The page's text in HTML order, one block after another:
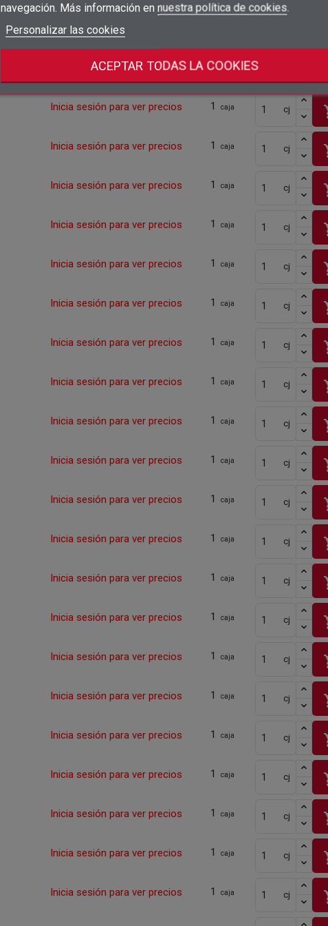
add_circle_outline
Crear lista de deseos
navegación. Más información en nuestra política de cookies.
Personalizar las cookies
ACEPTAR TODAS LA COOKIES
Inicia sesión para ver precios
Inicia sesión para ver precios 1 caja
Inicia sesión para ver precios 1 caja cj
Inicia sesión para ver precios 1 caja cj
Inicia sesión para ver precios 1 caja cj
Inicia sesión para ver precios 1 caja cj
Inicia sesión para ver precios 1 caja cj
Inicia sesión para ver precios 1 caja cj
Inicia sesión para ver precios 1 caja cj
Inicia sesión para ver precios 1 caja cj
Inicia sesión para ver precios 1 caja cj
Inicia sesión para ver precios 1 caja cj
Inicia sesión para ver precios 1 caja cj
Inicia sesión para ver precios 1 caja cj
Inicia sesión para ver precios 1 caja cj
Inicia sesión para ver precios 1 caja cj
Inicia sesión para ver precios 1 caja cj
Inicia sesión para ver precios 1 caja cj
Inicia sesión para ver precios 1 caja cj
Inicia sesión para ver precios 1 caja cj
Inicia sesión para ver precios 1 caja cj
Inicia sesión para ver precios 1 caja cj
Inicia sesión para ver precios 1 caja cj